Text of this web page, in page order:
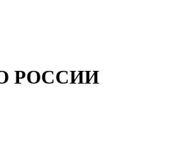
РОССИИ